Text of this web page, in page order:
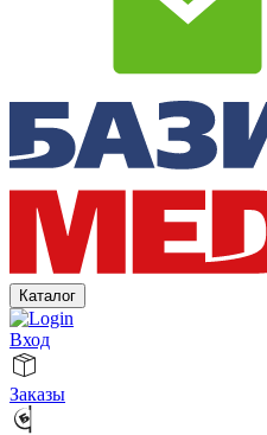
Каталог
Вход
Заказы